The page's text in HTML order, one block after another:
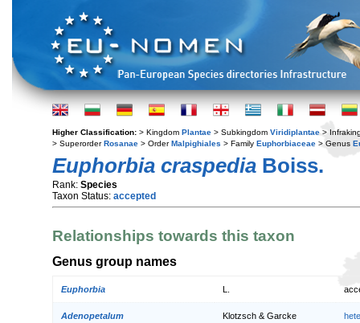
Higher Classification: > Kingdom Plantae > Subkingdom Viridiplantae >
> SuperorderRosanae > OrderMalpighiales > Family Euphorbiaceae > Genus
Euphorbia craspedia Boiss.
Rank: Species
Taxon Status: accepted
Relationships towards this taxon
Genus group names
Euphorbia
Adenopetalum Klotzsch & Garcke